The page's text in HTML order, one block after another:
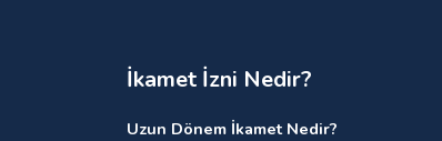
İkamet İzni Nedir?
Uzun Dönem İkamet Nedir?